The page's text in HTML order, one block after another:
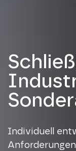
Individuell